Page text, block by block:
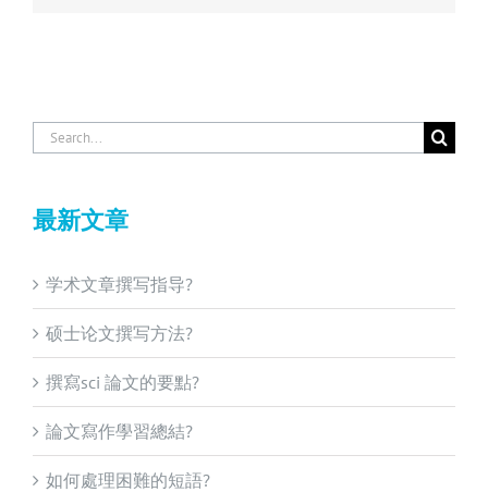
Search
for:
最新文章
学术文章撰写指导?
硕士论文撰写方法?
撰寫sci 論文的要點?
論文寫作學習總結?
如何處理困難的短語?